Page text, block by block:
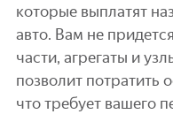
которые выплатят
авто. Вам не
части, агрегаты и
позволит потратить
что требует вашего